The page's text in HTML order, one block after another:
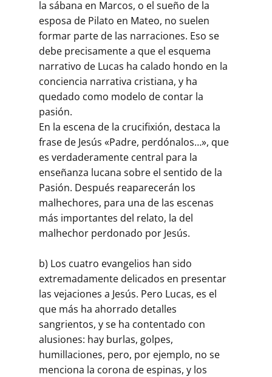
la sábana en Marcos, o el sueño de la
esposa de Pilato en Mateo, no suelen
formar parte de las narraciones. Eso se
debe precisamente a que el esquema
narrativo de Lucas ha calado hondo en la
conciencia narrativa cristiana, y ha
quedado como modelo de contar la
pasión.
En la escena de la crucifixión, destaca la
frase de Jesús «Padre, perdónalos…», que
es verdaderamente central para la
enseñanza lucana sobre el sentido de la
Pasión. Después reaparecerán los
malhechores, para una de las escenas
más importantes del relato, la del
malhechor perdonado por Jesús.
b) Los cuatro evangelios han sido
extremadamente delicados en presentar
las vejaciones a Jesús. Pero Lucas, es el
que más ha ahorrado detalles
sangrientos, y se ha contentado con
alusiones: hay burlas, golpes,
humillaciones, pero, por ejemplo, no se
menciona la corona de espinas, y los